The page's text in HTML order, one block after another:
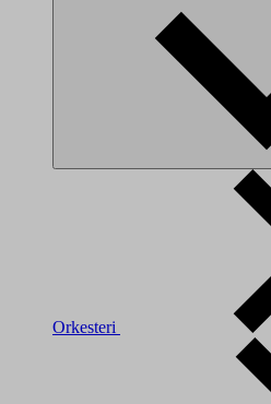
Orkesteri